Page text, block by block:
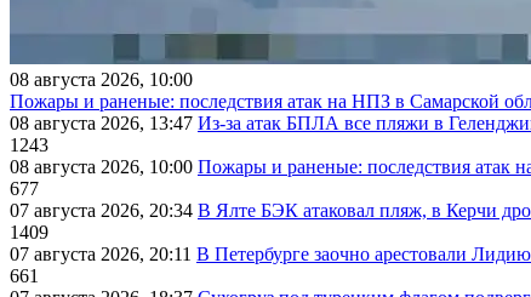
08 августа 2026, 10:00
Пожары и раненые: последствия атак на НПЗ в Самарской
08 августа 2026, 13:47 Из-за атак БПЛА все пляжи в
1243
08 августа 2026, 10:00 Пожары и раненые: последствия атак
677
07 августа 2026, 20:34 В Ялте БЭК атаковал пляж, в Керчи
1409
07 августа 2026, 20:11 В Петербурге заочно арестовали
661